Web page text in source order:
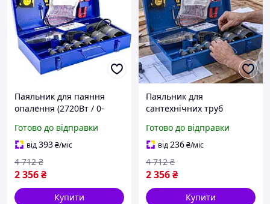
Паяльник для паяння
опалення (2720Вт / 0-
для пропіленових труб,
Доставка по Україні
Готово до відправки
від393₴/міс
2 356₴
4 712 ₴
Купити
Паяльник для
сантехнічних труб
насадок), Паяльники для
монтажу, Паяльник
пропіленових труб, TJY
Готово до відправки
від236₴/міс
2 356₴
4 712 ₴
Купити